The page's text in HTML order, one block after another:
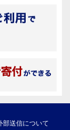
部送信について